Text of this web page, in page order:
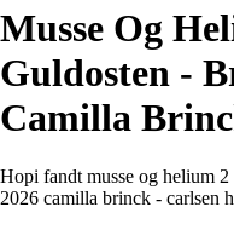
Musse Og
Guldosten -
Camilla
Hopi fandt musse og helium
2026 camilla brinck - carlsen